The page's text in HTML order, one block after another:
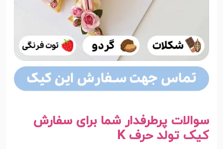
سوالات پرطرفدار شما برای سفارش
کیک تولد حرف K